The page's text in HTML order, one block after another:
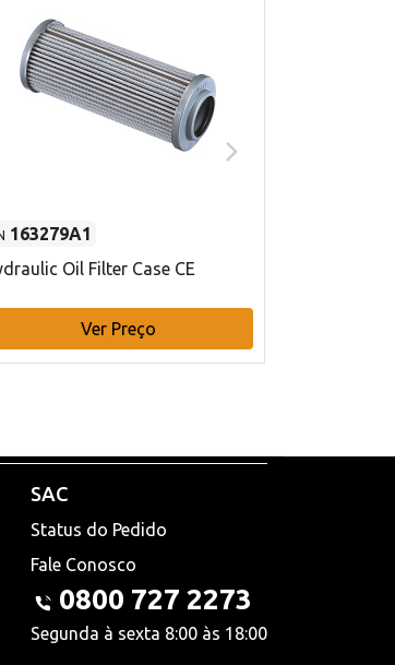
163279A1
Oil Filter Case CE
Ver Preço
SAC
Status do Pedido
Fale Conosco
0800 727 2273
Segunda à sexta 8:00 às 18:00